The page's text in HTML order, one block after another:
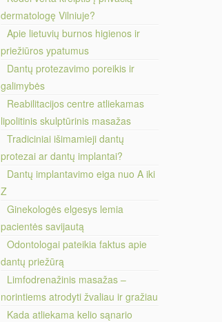
dermatologę Vilniuje?
Apie lietuvių burnos higienos ir
priežiūros ypatumus
Dantų protezavimo poreikis ir
galimybės
Reabilitacijos centre atliekamas
lipolitinis skulptūrinis masažas
Tradiciniai išimamieji dantų
protezai ar dantų implantai?
Dantų implantavimo eiga nuo A iki
Z
Ginekologės elgesys lemia
pacientės savijautą
Odontologai pateikia faktus apie
dantų priežūrą
Limfodrenažinis masažas –
norintiems atrodyti žvaliau ir gražiau
Kada atliekama kelio sąnario